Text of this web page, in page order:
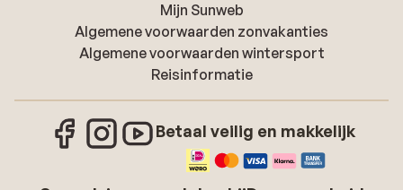
Mijn Sunweb
Algemene voorwaarden zonvakanties
Algemene voorwaarden wintersport
Reisinformatie
Betaal veilig en makkelijk